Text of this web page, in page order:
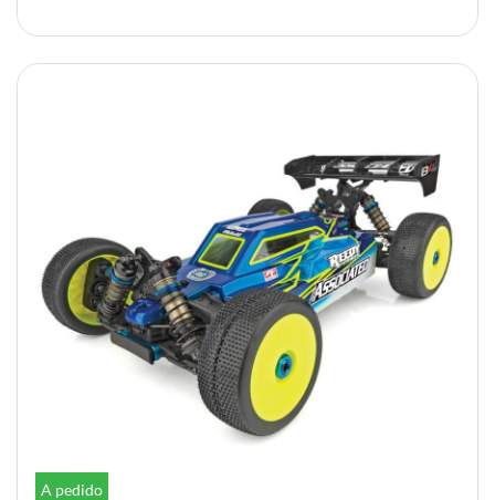
A pedido